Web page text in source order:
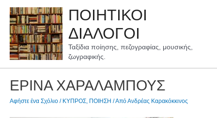
περιεχόμενο
ΠΟΙΗΤΙΚΟΙ
ΔΙΑΛΟΓΟΙ
Ταξίδια ποίησης, πεζογραφίας, μουσικής,
ζωγραφικής.
ΕΡΙΝΑ ΧΑΡΑΛΑΜΠΟΥΣ
Αφήστε ένα Σχόλιο / ΚΥΠΡΟΣ, ΠΟΙΗΣΗ / ΑπόΑνδρέας Καρακόκκινος